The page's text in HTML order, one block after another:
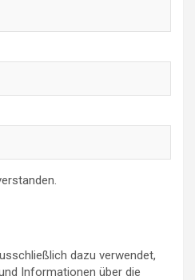
dazu verwendet,
Informationen über die